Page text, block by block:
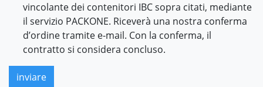
vincolante dei contenitori IBC sopra citati, mediante
il servizio PACKONE. Riceverà una nostra conferma
d’ordine tramite e-mail. Con la conferma, il
contratto si considera concluso.
inviare